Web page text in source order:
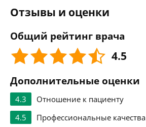
Отзывы и оценки
Общий рейтинг врача
4.5
Дополнительные оценки
4.3
Отношение к пациенту
4.5
Профессиональные качества